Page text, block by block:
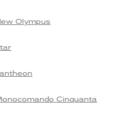
Olympus
Cinquanta